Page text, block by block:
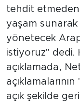
tehdit etmeden
yaşam
yönetecek
istiyoruz" dedi.
açıklamada,
açık şekilde